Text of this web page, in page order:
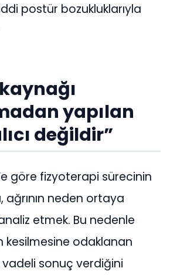
postür bozukluklarıyla
yapılan
değildir”
göre fizyoterapi sürecinin
ağrının neden ortaya
analiz etmek. Bu nedenle
kesilmesine odaklanan
vadeli sonuç verdiğini